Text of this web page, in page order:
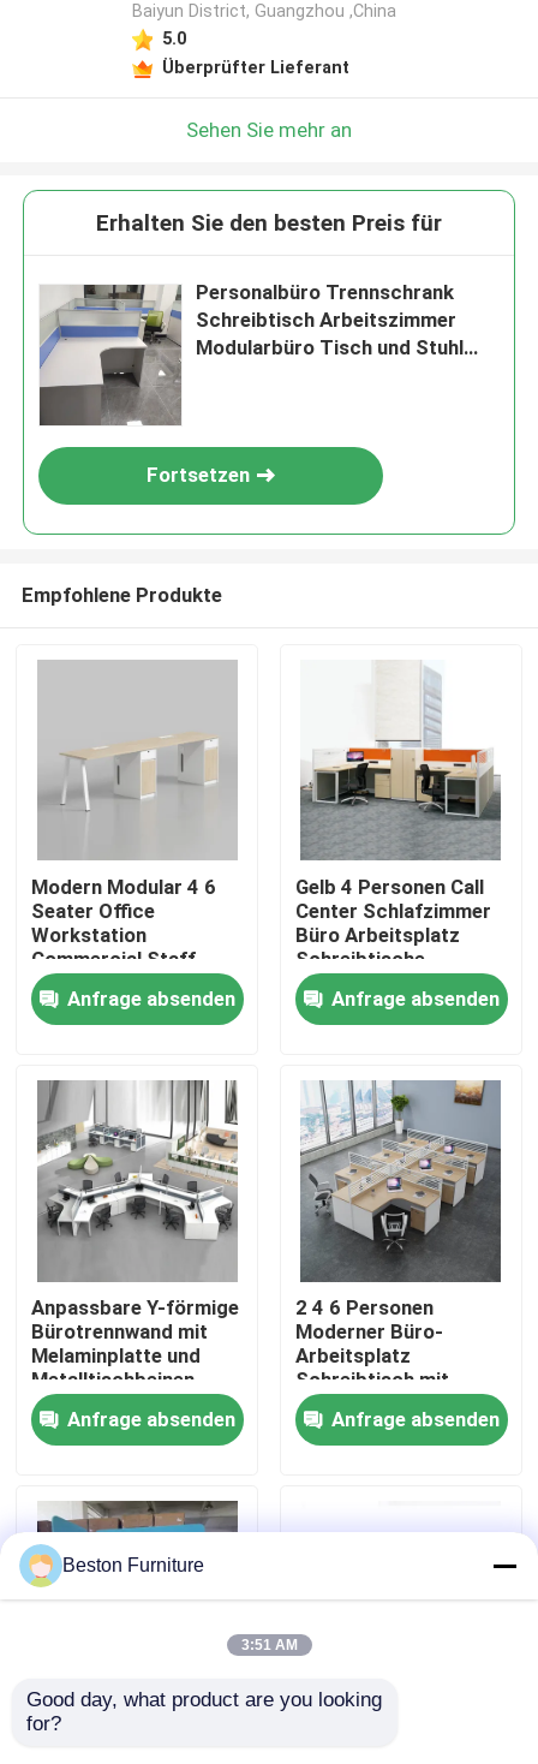
Produkte
Über uns
Werksbesichtigung
Qualitätskontrolle
Kontakt mit uns
Nachrichten
Fälle
Baiyun District, Guangzhou ,China
5.0
Überprüfter Lieferant
Sehen Sie mehr an
Erhalten Sie den besten Preis für
Personalbüro Trennschrank
Schreibtisch Arbeitszimmer
Modularbüro Tisch und Stuhl
Fortsetzen
Empfohlene Produkte
Modern Modular 4 6
Seater Office
Workstation
Commercial Staff
Office Desk with
Privacy Screen
Partition
Anfrage absenden
Gelb 4 Personen Call
Center Schlafzimmer
Büro Arbeitsplatz
Schreibtische
Anfrage absenden
Anpassbare Y-förmige
Bürotrennwand mit
Melaminplatte und
Metalltischbeinen
Anfrage absenden
2 4 6 Personen
Moderner Büro-
Arbeitsplatz
Schreibtisch mit
Aluminiumprofil
Stoffmaterial und
30mm dicker Platte
Anfrage absenden
Anpassbare Größe
Beston Furniture
3:51 AM
Good day, what product are you looking
for?